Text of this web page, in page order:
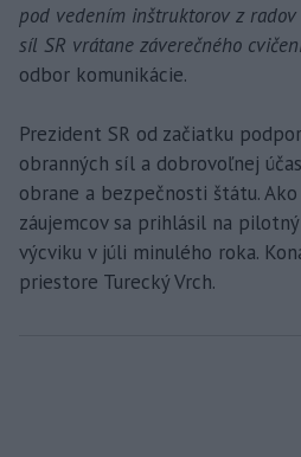
pod vedením inštruktorov z
síl SR vrátane záverečného
odbor komunikácie.
Prezident SR od začiatku
obranných síl a dobrovoľnej
obrane a bezpečnosti štátu.
záujemcov sa prihlásil na
výcviku v júli minulého roka.
priestore Turecký Vrch.